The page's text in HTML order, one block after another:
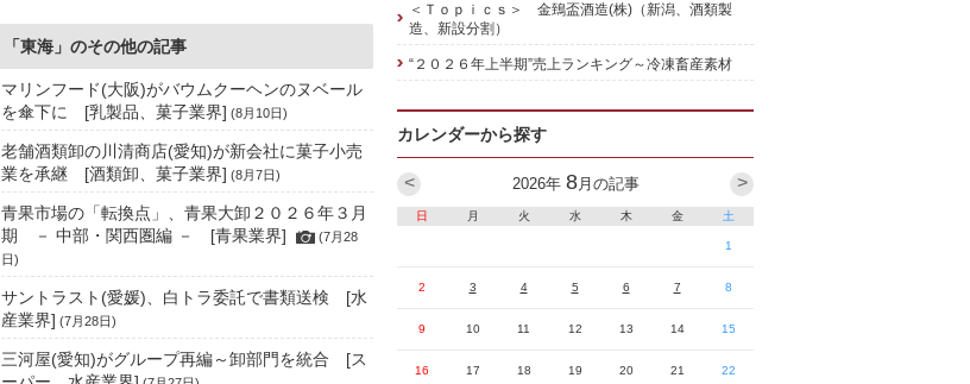
「東海」のその他の記事
マリンフード(大阪)がバウムクーヘンのヌベール
を傘下に [乳製品、菓子業界] (8月10日)
老舗酒類卸の川清商店(愛知)が新会社に菓子小売
業を承継 [酒類卸、菓子業界] (8月7日)
青果市場の「転換点」、青果大卸２０２６年３月
期 － 中部・関西圏編 － [青果業界]
(7月28
日)
サントラスト(愛媛)、白トラ委託で書類送検 [水
産業界] (7月28日)
三河屋(愛知)がグループ再編～卸部門を統合 [ス
＜Ｔｏｐｉｃｓ＞ 金鵄盃酒造(株)（新潟、酒類製
造、新設分割）
“２０２６年上半期”売上ランキング～冷凍畜産素材
カレンダーから探す
2026年 8月の記事 >
<
日 月 火 水 木 金 土
1
2 3 4 5 6 7 8
9 10 11 12 13 14 15
16 17 18 19 20 21 22